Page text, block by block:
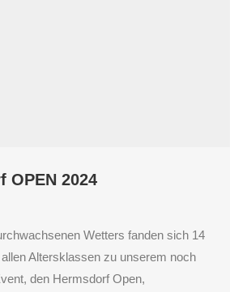
OPEN 2024
Wetters fanden sich 14
Altersklassen zu unserem noch
den Hermsdorf Open,